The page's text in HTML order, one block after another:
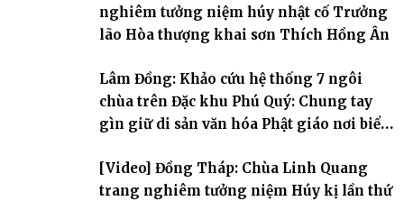
nghiêm tưởng niệm húy nhật cố Trưởng
lão Hòa thượng khai sơn Thích Hồng Ân
Lâm Đồng: Khảo cứu hệ thống 7 ngôi
chùa trên Đặc khu Phú Quý: Chung tay
gìn giữ di sản văn hóa Phật giáo nơi biển
[Video] Đồng Tháp: Chùa Linh Quang
trang nghiêm tưởng niệm Húy kị lần thứ